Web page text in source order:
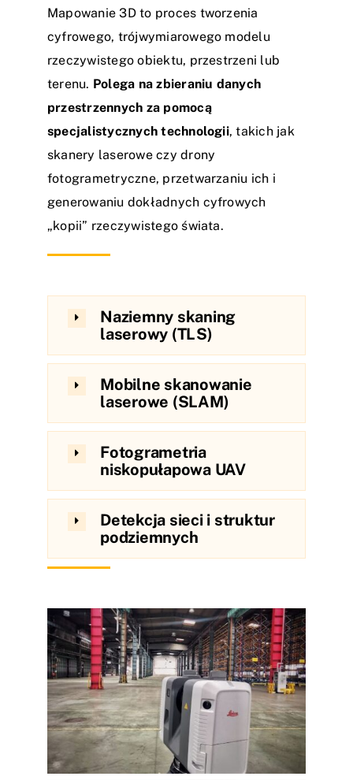
Mapowanie 3D to proces tworzenia
cyfrowego, trójwymiarowego modelu
rzeczywistego obiektu, przestrzeni lub
terenu. Polega na zbieraniu danych
przestrzennych za pomocą
specjalistycznych technologii, takich jak
skanery laserowe czy drony
fotogrametryczne, przetwarzaniu ich i
generowaniu dokładnych cyfrowych
„kopii” rzeczywistego świata.
Naziemny skaning
laserowy (TLS)
Mobilne skanowanie
laserowe (SLAM)
Fotogrametria
niskopułapowa UAV
Detekcja sieci i struktur
podziemnych